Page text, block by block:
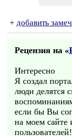
+ добавить
Рецензия на «
Интересно
Я создал
люди делятся
если бы Вы
на моем сайте
пользователей!